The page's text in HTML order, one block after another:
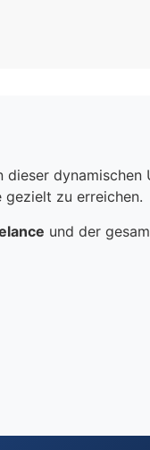
dynamischen
gezielt zu erreichen.
und der